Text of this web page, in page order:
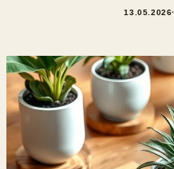
13.05.2026·